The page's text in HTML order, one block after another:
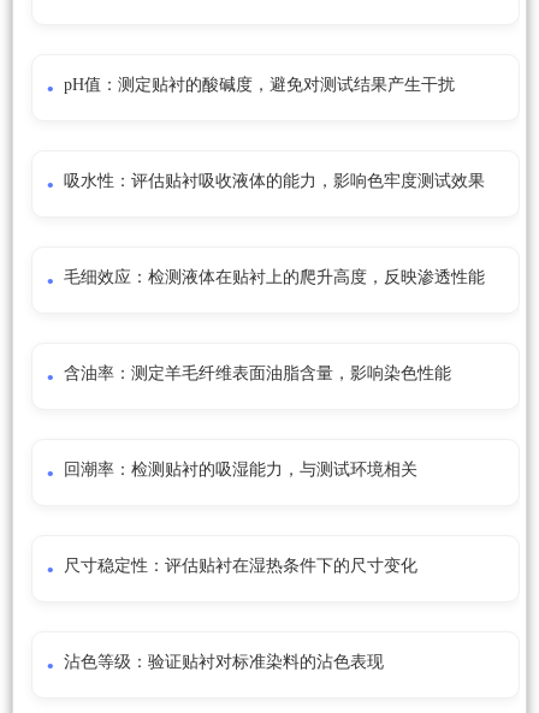
pH值：测定贴衬的酸碱度，避免对测试结果产生干扰
吸水性：评估贴衬吸收液体的能力，影响色牢度测试效果
毛细效应：检测液体在贴衬上的爬升高度，反映渗透性能
含油率：测定羊毛纤维表面油脂含量，影响染色性能
回潮率：检测贴衬的吸湿能力，与测试环境相关
尺寸稳定性：评估贴衬在湿热条件下的尺寸变化
沾色等级：验证贴衬对标准染料的沾色表现